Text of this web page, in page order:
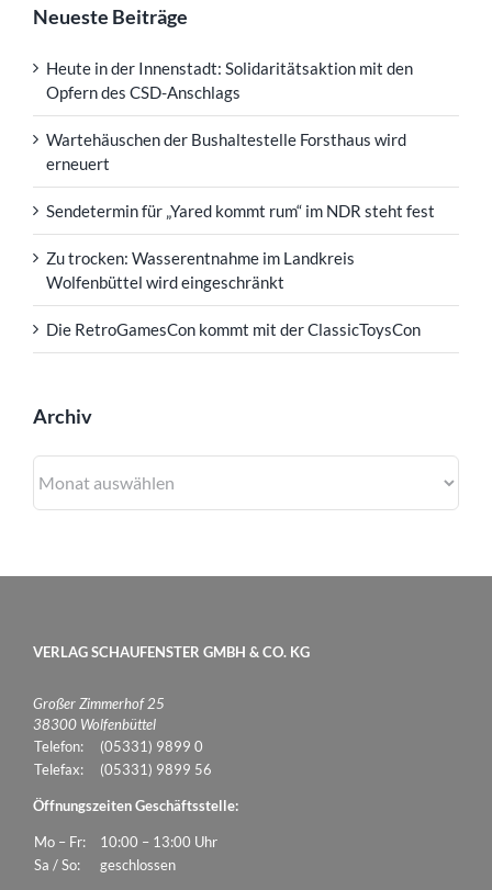
Neueste Beiträge
Heute in der Innenstadt: Solidaritätsaktion mit den
Opfern des CSD-Anschlags
Wartehäuschen der Bushaltestelle Forsthaus wird
erneuert
Sendetermin für „Yared kommt rum“ im NDR steht fest
Zu trocken: Wasserentnahme im Landkreis
Wolfenbüttel wird eingeschränkt
Die RetroGamesCon kommt mit der ClassicToysCon
Archiv
VERLAG SCHAUFENSTER GMBH & CO. KG
Großer Zimmerhof 25
38300 Wolfenbüttel
Telefon:
(05331) 9899 0
Telefax:
(05331) 9899 56
Öffnungszeiten Geschäftsstelle:
Mo – Fr:
10:00 – 13:00 Uhr
Sa / So:
geschlossen